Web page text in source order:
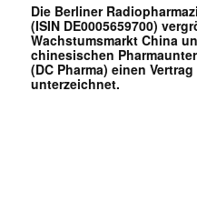
Die Berliner
(ISIN DE0005659700)
Wachstumsmarkt China
chinesischen
(DC Pharma) einen
unterzeichnet.